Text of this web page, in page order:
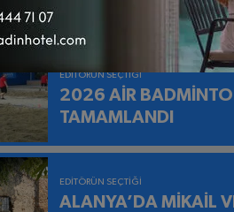
ANLAMLI TEŞEKKÜR
EDITÖRÜN SEÇTIĞI
2026 AİR
TAMAMLANDI
EDITÖRÜN SEÇTIĞI
ALANYA’DA MİKAİL